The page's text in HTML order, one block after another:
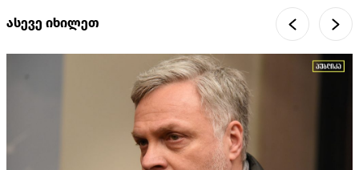
ასევე იხილეთ